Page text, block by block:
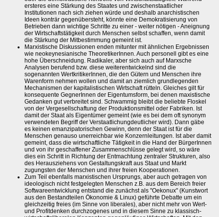
ersteres eine Stärkung des Staates und zwischenstaatlicher
Institutionen nach sich ziehen würde und deshalb anarchistischen
Ideen konträr gegenübersteht, könnte eine Demokratisierung von
Betrieben dann wichtige Schritte zu einer - weiter nötigen - Aneignung
der Wirtschaftstätigkeit durch Menschen selbst schaffen, wenn damit
die Stärkung der Mitbestimmung gemeint ist.
Marxistische Diskussionen enden mitunter mit ähnlichen Ergebnissen
wie neokeynesianische TheoretikerInnen. Auch personell gibt es eine
hohe Überschneidung. Radikaler, aber sich auch auf Marxsche
Analysen berufend bzw. diese weiterentwickelnd sind die
sogenannten WertkritikerInnen, die den Gütern und Menschen ihre
Warenform nehmen wollen und damit an ziemlich grundlegenden
Mechanismen der kapitalistischen Wirtschaft rütteln. Gleiches gilt für
konsequente GegnerInnen der Eigentumsform, bei denen maxistische
Gedanken gut verbreitet sind. Schwammig bleibt die beliebte Floskel
von der Vergesellschaftung der Produktionsmittel oder Fabriken. Ist
damit der Staat als Eigentümer gemeint (wie es bei dem oft synonym
verwendeten Begriff der Verstaatlichungdeutlicher wird). Dann gäbe
es keinen emanzipatorischen Gewinn, denn der Staat ist für die
Menschen genauso unerreichbar wie Konzernleitungen. Ist aber damit
gemeint, dass die wirtschaftliche Tätigkeit in die Hand der BürgerInnen
und von ihr geschaffener Zusammenschlüsse gelegt wird, so wäre
dies ein Schritt in Richtung der Entmachtung zentraler Strukturen, also
des Herausziehens von Gestaltungskraft aus Staat und Markt
zugungsten der Menschen und ihrer freien Kooperationen.
Zum Teil ebenfalls marxistischen Ursprungs, aber auch getragen von
ideologisch nicht festgelegten Menschen z.B. aus dem Bereich freier
Softwareentwicklung entstand die zunächst als "Oekonux" (Kunstwort
aus den Bestandteilen Ökonomie & Linux) geführte Debatte um ein
gleichzeitig freies (im Sinne von liberales), aber nicht mehr von Wert-
und Profitdenken durchzogenes und in diesem Sinne zu klassisch-